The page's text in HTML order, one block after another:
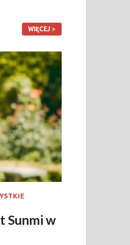
WIĘCEJ
Sunmi w